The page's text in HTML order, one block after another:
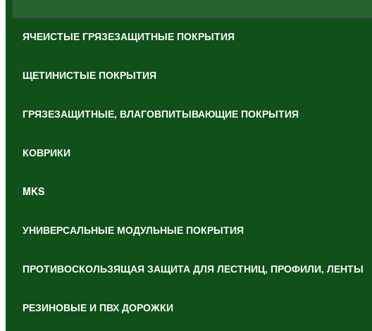
ЯЧЕИСТЫЕ ГРЯЗЕЗАЩИТНЫЕ ПОКРЫТИЯ
ЩЕТИНИСТЫЕ ПОКРЫТИЯ
ГРЯЗЕЗАЩИТНЫЕ, ВЛАГОВПИТЫВАЮЩИЕ ПОКРЫТИЯ
КОВРИКИ
MKS
УНИВЕРСАЛЬНЫЕ МОДУЛЬНЫЕ ПОКРЫТИЯ
ПРОТИВОСКОЛЬЗЯЩАЯ ЗАЩИТА ДЛЯ ЛЕСТНИЦ, ПРОФИЛИ, ЛЕНТЫ
РЕЗИНОВЫЕ И ПВХ ДОРОЖКИ